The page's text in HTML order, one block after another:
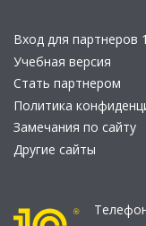
Вход для партнеров
Учебная версия
Стать партнером
Политика
Замечания по сайту
Другие сайты